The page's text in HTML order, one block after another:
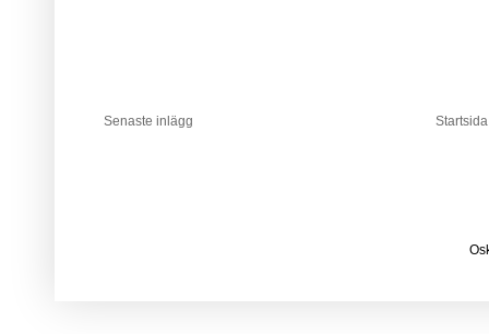
Senaste inlägg Startsida